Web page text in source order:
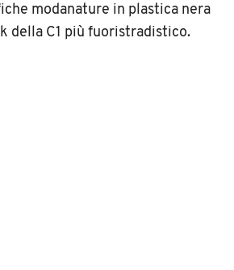
modanature in plastica nera
della C1 più fuoristradistico.